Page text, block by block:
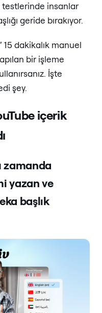
testlerinde insanlar
geride bırakıyor.
15 dakikalık manuel
bir işleme
İşte
şey.
içerik
zamanda
yazan ve
başlık